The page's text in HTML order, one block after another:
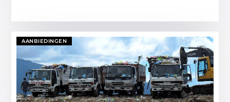
AANBIEDINGEN